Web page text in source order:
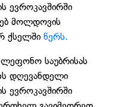
ევროკავშირში
მოლდოვის
ქსელში წერს.
საუბრისას
დღევანდელი
ევროკავშირში